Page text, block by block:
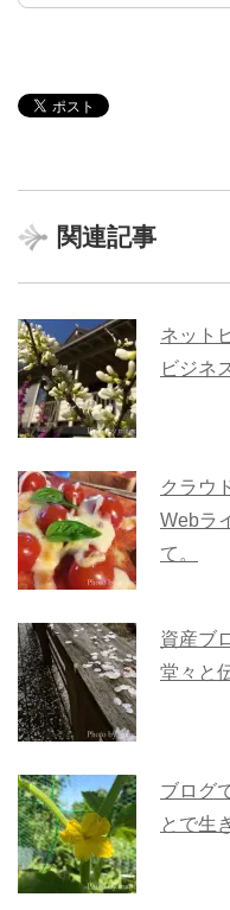
関連記事
ネット
ビジネ
クラウ
Webラ
て。
資産ブ
堂々と
ブログ
とで生